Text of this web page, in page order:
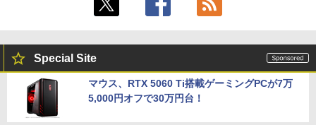
Special Site
マウス、RTX 5060 Ti搭載ゲーミングPCが7万
5,000円オフで30万円台！